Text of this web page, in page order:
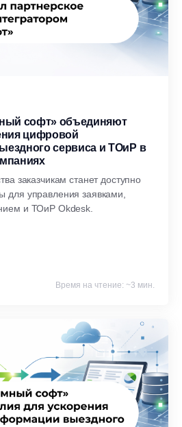
софт» объединяют
цифровой
сервиса и ТОиР в
заказчикам станет доступно
управления заявками,
и ТОиР Okdesk.
Время на чтение: ~3 мин.